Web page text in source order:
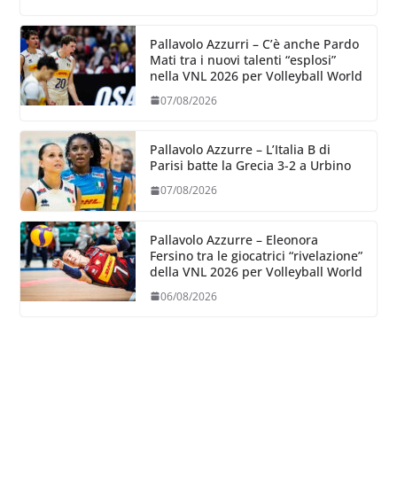
Pallavolo Azzurri – C’è anche Pardo
Mati tra i nuovi talenti “esplosi”
nella VNL 2026 per Volleyball World
07/08/2026
Pallavolo Azzurre – L’Italia B di
Parisi batte la Grecia 3-2 a Urbino
07/08/2026
Pallavolo Azzurre – Eleonora
Fersino tra le giocatrici “rivelazione”
della VNL 2026 per Volleyball World
06/08/2026